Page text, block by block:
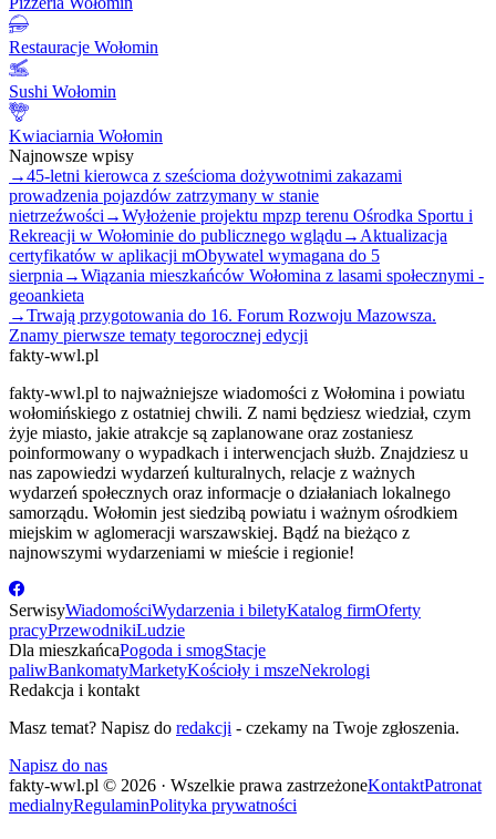
Restauracje Wołomin
Sushi Wołomin
Kwiaciarnia Wołomin
Najnowsze wpisy
→45-letni kierowca z sześcioma dożywotnimi zakazami
prowadzenia pojazdów zatrzymany w stanie
nietrzeźwości →Wyłożenie projektu mpzp terenu Ośrodka Sportu i
Rekreacji w Wołominie do publicznego wglądu → Aktualizacja
certyfikatów w aplikacji mObywatel wymagana do 5
sierpnia →Wiązania mieszkańców Wołomina z lasami społecznymi -
geoankieta
→Trwają przygotowania do 16. Forum Rozwoju Mazowsza.
Znamy pierwsze tematy tegorocznej edycji
fakty-wwl.pl
fakty-wwl.pl to najważniejsze wiadomości z Wołomina i powiatu
wołomińskiego z ostatniej chwili. Z nami będziesz wiedział, czym
żyje miasto, jakie atrakcje są zaplanowane oraz zostaniesz
poinformowany o wypadkach i interwencjach służb. Znajdziesz u
nas zapowiedzi wydarzeń kulturalnych, relacje z ważnych
wydarzeń społecznych oraz informacje o działaniach lokalnego
samorządu. Wołomin jest siedzibą powiatu i ważnym ośrodkiem
miejskim w aglomeracji warszawskiej. Bądź na bieżąco z
najnowszymi wydarzeniami w mieście i regionie!
SerwisyWiadomościWydarzenia i biletyKatalog firmOferty
pracyPrzewodnikiLudzie
Dla mieszkańcaPogoda i smogStacje
paliwBankomatyMarketyKościoły i mszeNekrologi
Redakcja i kontakt
Masz temat? Napisz do redakcji - czekamy na Twoje zgłoszenia.
Napisz do nas
fakty-wwl.pl © 2026 · Wszelkie prawa zastrzeżoneKontaktPatronat
medialnyRegulaminPolityka prywatności